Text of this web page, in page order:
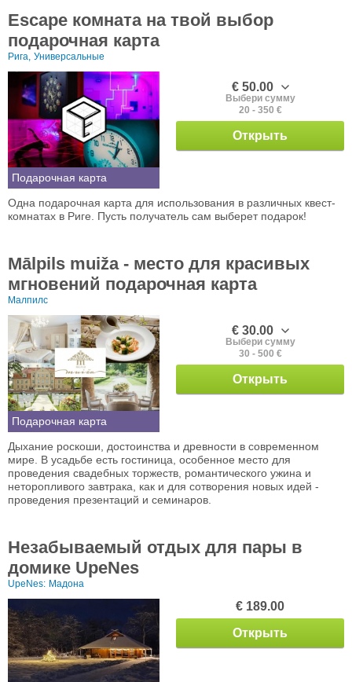
Escape комната на твой выбор
подарочная карта
Рига, Универсальные
Подарочная карта
€ 50.00
Выбери сумму
20 - 350 €
Открыть
Одна подарочная карта для использования в различных квест-
комнатах в Риге. Пусть получатель сам выберет подарок!
Mālpils muiža - место для красивых
мгновений подарочная карта
Малпилс
Подарочная карта
€ 30.00
Выбери сумму
30 - 500 €
Открыть
Дыхание роскоши, достоинства и древности в современном
мире. В усадьбе есть гостиница, особенное место для
проведения свадебных торжеств, романтического ужина и
неторопливого завтрака, как и для сотворения новых идей -
проведения презентаций и семинаров.
Незабываемый отдых для пары в
домике UpeNes
UpeNes: Мадона
€ 189.00
Открыть